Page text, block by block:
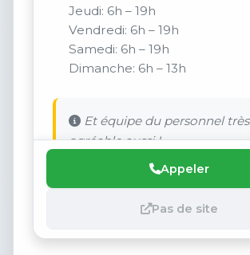
Jeudi: 6h – 19h
Vendredi: 6h – 19h
Samedi: 6h – 19h
Dimanche: 6h – 13h
Et équipe du personnel très
agréable aussi !
Appeler
Pas de site